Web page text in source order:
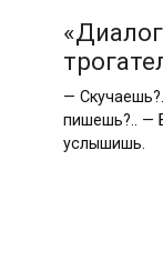
—
пишешь?.. —
услышишь.